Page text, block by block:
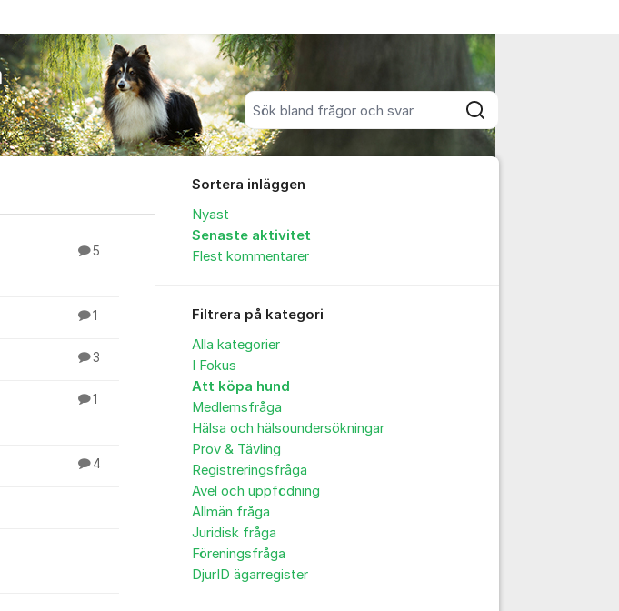
Sök bland alla inlägg
Sök
5
1
3
1
4
Sortera inläggen
Nyast
Senaste aktivitet
Flest kommentarer
Filtrera på kategori
Alla kategorier
I Fokus
Att köpa hund
Medlemsfråga
Hälsa och hälsoundersökningar
Prov & Tävling
Registreringsfråga
Avel och uppfödning
Allmän fråga
Juridisk fråga
Föreningsfråga
DjurID ägarregister